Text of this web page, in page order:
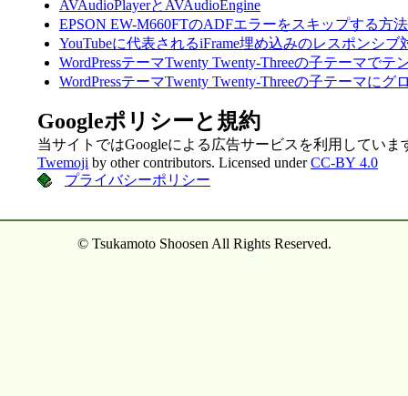
AVAudioPlayerとAVAudioEngine
EPSON EW-M660FTのADFエラーをスキップする方法
YouTubeに代表されるiFrame埋め込みのレスポンシブ
WordPressテーマTwenty Twenty-Threeの子テーマで
WordPressテーマTwenty Twenty-Threeの子テーマに
Googleポリシーと規約
当サイトではGoogleによる広告サービスを利用してい
Twemoji by other contributors. Licensed underCC-BY 4.0
プライバシーポリシー
© Tsukamoto Shoosen All Rights Reserved.